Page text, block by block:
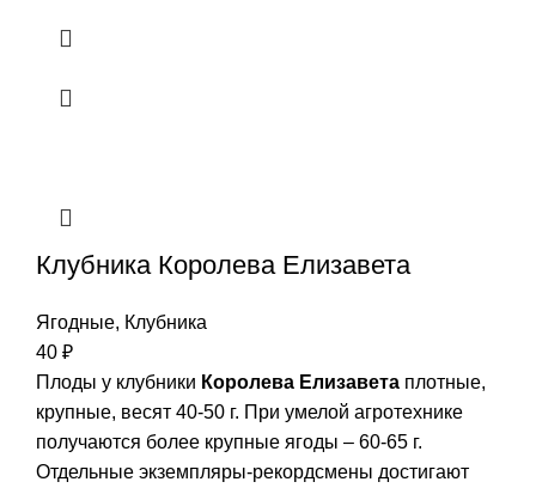
Клубника Королева Елизавета
Ягодные, Клубника
40 ₽
Плоды у клубники Королева Елизавета плотные,
крупные, весят 40-50 г. При умелой агротехнике
получаются более крупные ягоды – 60-65 г.
Отдельные экземпляры-рекордсмены достигают